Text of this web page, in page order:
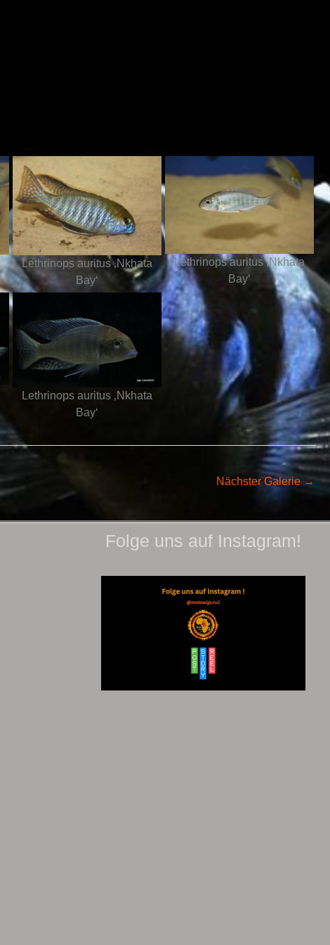
Lethrinops auritus ‚Nkhata
Bay‘
Lethrinops auritus ‚Nkhata
Bay‘
Lethrinops auritus ‚Nkhata
Bay‘
Nächster Galerie →
Folge uns auf Instagram!